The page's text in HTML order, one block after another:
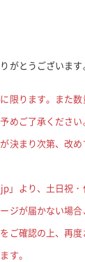
がとうございます
限ります。また
めご了承ください
決まり次第、改
」より、土日祝
ジが届かない場
ご確認の上、再
す。